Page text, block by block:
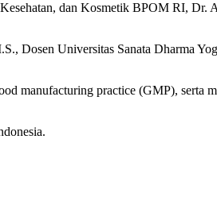
dan Kosmetik BPOM RI, Dr.
Dosen Universitas Sanata Dharma
manufacturing practice (GMP), serta